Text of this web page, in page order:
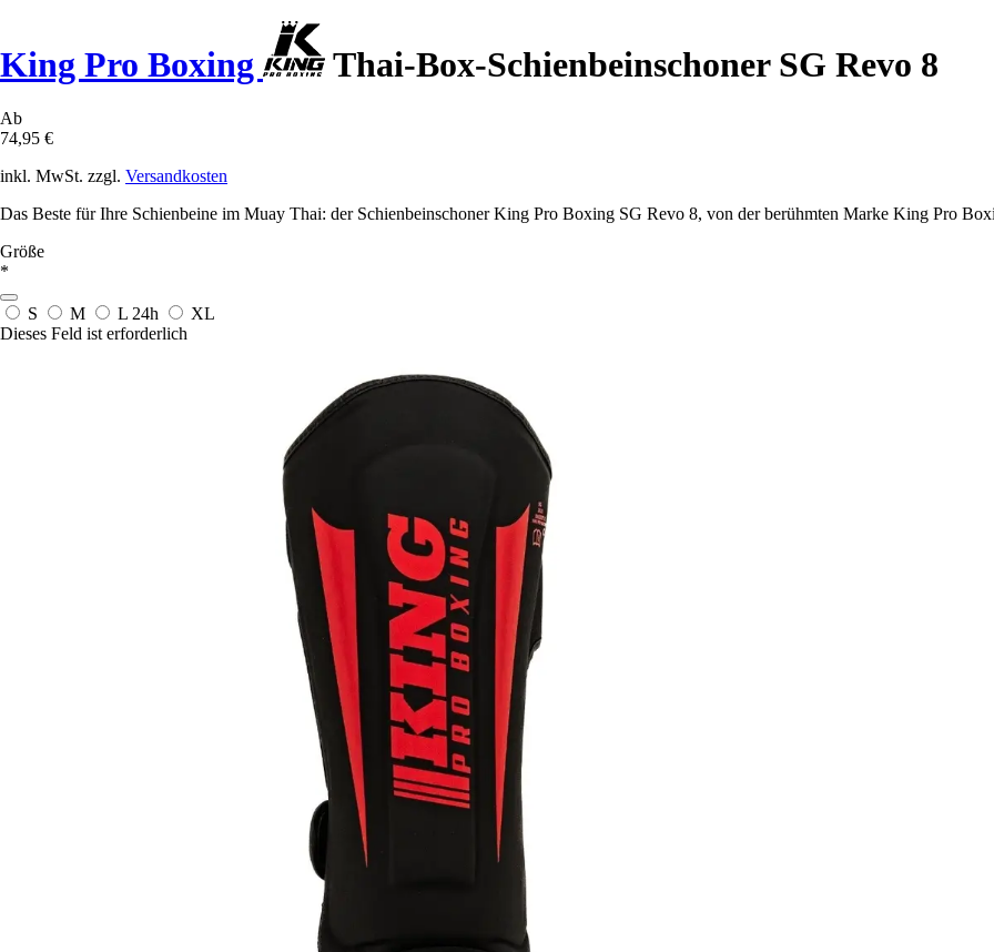
King Pro Boxing Thai-Box-Schienbeinschoner SG Revo 8
Ab
74,95 €
inkl. MwSt. zzgl. Versandkosten
Das Beste für Ihre Schienbeine im Muay Thai: der Schienbeinschoner King Pro Boxing SG Revo 8, von der berühmten Marke King Pro
Größe
*
S M L 24h
XL
Dieses Feld ist erforderlich